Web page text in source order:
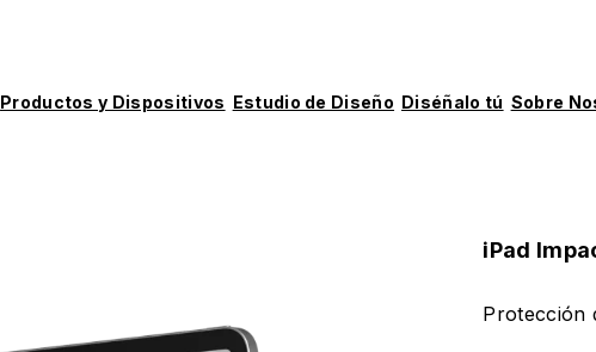
Productos y Dispositivos Estudio de Diseño Diséñalo tú Sobre
iPad
Protección